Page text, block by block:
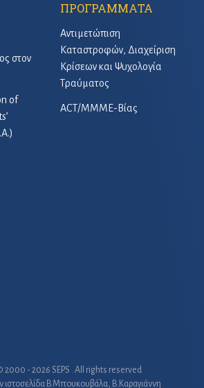
στον
of
ΠΡΟΓΡΑΜΜΑΤΑ
Αντιμετώπιση
Καταστροφών, Διαχείριση
Κρίσεων και Ψυχολογία
Τραύματος
ACT/ΜΜΜΕ-Βίας
- 2026 SEPS . All rights reserved
ιστοσελίδα B.Μπουκουβάλα, Β.Καραγιάννη